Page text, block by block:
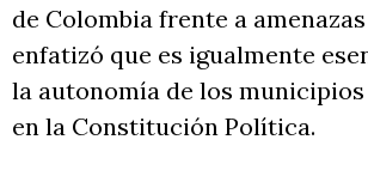
de Colombia frente a
enfatizó que es igualmente
la autonomía de los
en la Constitución Política.